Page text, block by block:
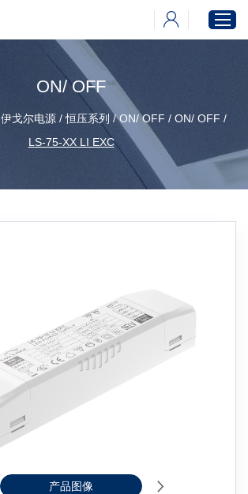
产品中心
新闻中心
ON/ OFF
伊戈尔电源 / 恒压系列 / ON/ OFF / ON/ OFF /
LS-75-XX LI EXC
产品图像